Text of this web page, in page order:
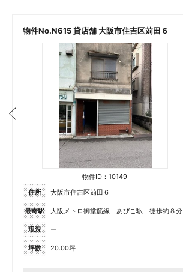
物件No.N615 貸店舗 大阪市住吉区苅田６
物件ID：10149
住所
大阪市住吉区苅田６
最寄駅 大阪メトロ御堂筋線 あびこ駅 徒歩約８分
現況 ー
坪数 20.00坪